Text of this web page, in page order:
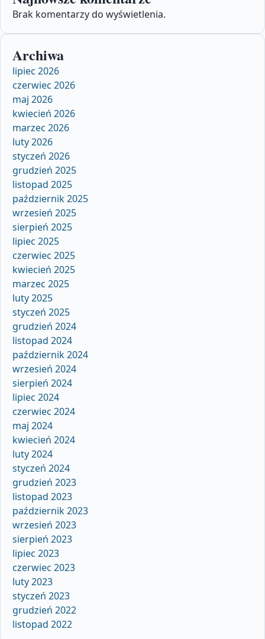
Brak komentarzy do wyświetlenia.
Archiwa
lipiec 2026
czerwiec 2026
maj 2026
kwiecień 2026
marzec 2026
luty 2026
styczeń 2026
grudzień 2025
listopad 2025
październik 2025
wrzesień 2025
sierpień 2025
lipiec 2025
czerwiec 2025
kwiecień 2025
marzec 2025
luty 2025
styczeń 2025
grudzień 2024
listopad 2024
październik 2024
wrzesień 2024
sierpień 2024
lipiec 2024
czerwiec 2024
maj 2024
kwiecień 2024
luty 2024
styczeń 2024
grudzień 2023
listopad 2023
październik 2023
wrzesień 2023
sierpień 2023
lipiec 2023
czerwiec 2023
luty 2023
styczeń 2023
grudzień 2022
listopad 2022